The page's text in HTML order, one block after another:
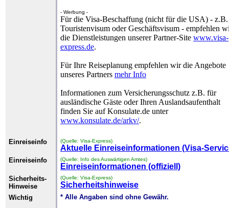
- Werbung -
Für die Visa-Beschaffung (nicht für die USA) - z.B.
Touristenvisum oder Geschäftsvisum - empfehlen
die Dienstleistungen unserer Partner-Site www.visa-
express.de.
Für Ihre Reiseplanung empfehlen wir die Angebote
unseres Partners mehr Info
Informationen zum Versicherungsschutz z.B. für
ausländische Gäste oder Ihren Auslandsaufenthalt
finden Sie auf Konsulate.de unter
www.konsulate.de/arkv/.
Einreiseinfo (Quelle: Visa-Express)
Aktuelle Einreiseinformationen (Visa-
Einreiseinfo (Quelle: Info des Auswärtigen Amtes)
Einreiseinformationen (offiziell)
Sicherheits-
Hinweise
(Quelle: Visa-Express)
Sicherheitshinweise
Wichtig
* Alle Angaben sind ohne Gewähr.